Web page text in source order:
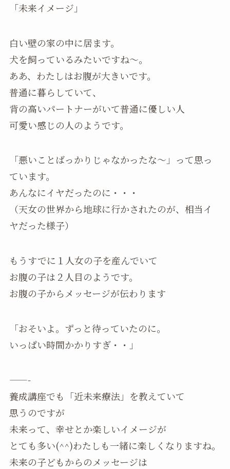
「未来イメージ」
白い壁の家の中に居ます。
犬を飼っているみたいですね～。
ああ、わたしはお腹が大きいです。
普通に暮らしていて、
背の高いパートナーがいて普通に優しい人
可愛い感じの人のようです。
「悪いことばっかりじゃなかったな～」って思っ
ています。
あんなにイヤだったのに・・・
（天女の世界から地球に行かされたのが、相当イ
ヤだった様子）
もうすでに１人女の子を産んでいて
お腹の子は２人目のようです。
お腹の子からメッセージが伝わります
「おそいよ。ずっと待っていたのに。
いっぱい時間かかりすぎ・・」
——-
養成講座でも「近未来療法」を教えていて
思うのですが
未来って、幸せとか楽しいイメージが
とても多い(^^)わたしも一緒に楽しくなりますね。
未来の子どもからのメッセージは